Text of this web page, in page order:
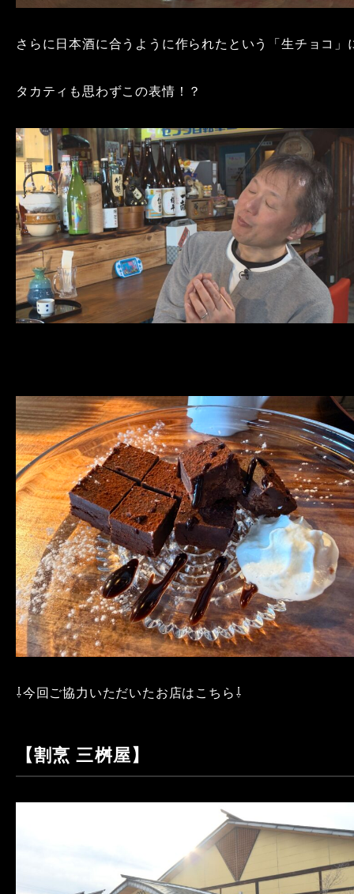
さらに日本酒に合うように作られたという「生チョコ」
タカティも思わずこの表情！？
⇩今回ご協力いただいたお店はこちら⇩
【割烹 三桝屋】